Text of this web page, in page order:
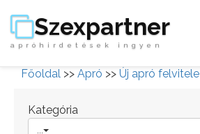
Szexpartner
apróhirdetések ingyen
Főoldal >> Apró >> Új apró felvitele
Kategória